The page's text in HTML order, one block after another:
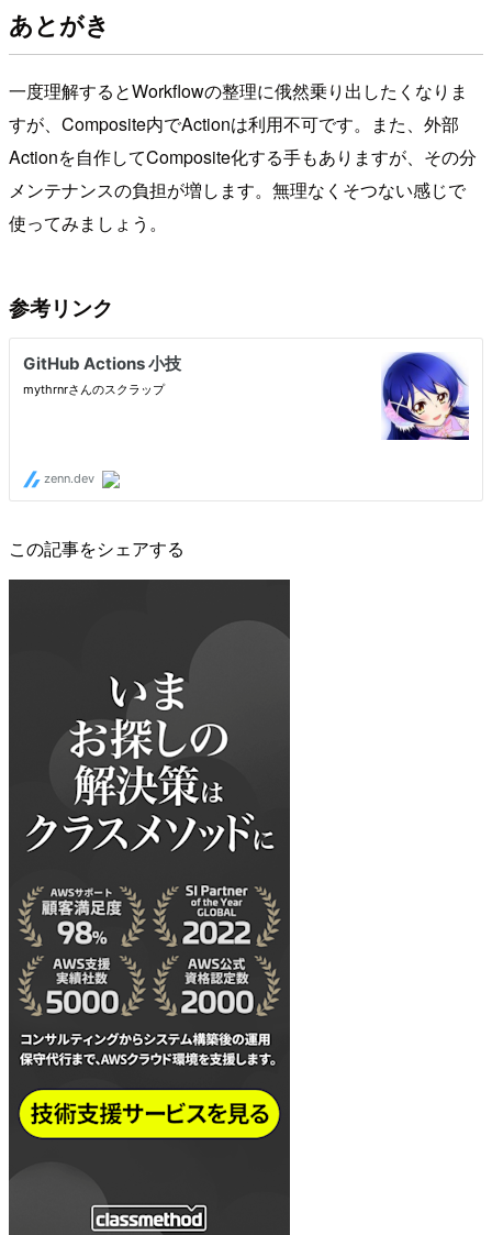
あとがき
一度理解するとWorkflowの整理に俄然乗り出したくなりま
すが、Composite内でActionは利用不可です。また、外部
Actionを自作してComposite化する手もありますが、その分
メンテナンスの負担が増します。無理なくそつない感じで
使ってみましょう。
参考リンク
この記事をシェアする